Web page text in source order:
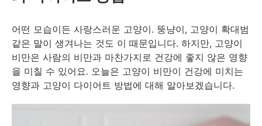
어떤 모습이든 사랑스러운 고양이. 뚱냥이, 고양이 확대범
같은 말이 생겨나는 것도 이 때문입니다. 하지만, 고양이
비만은 사람의 비만과 마찬가지로 건강에 좋지 않은 영향
을 미칠 수 있어요. 오늘은 고양이 비만이 건강에 미치는
영향과 고양이 다이어트 방법에 대해 알아보겠습니다.